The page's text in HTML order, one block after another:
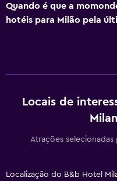
Serviço de lavandaria
Armazém disponível
Secretária
Quando é que a
hotéis para Milão pela
Locais de
Atrações
Localização do B&b Hotel